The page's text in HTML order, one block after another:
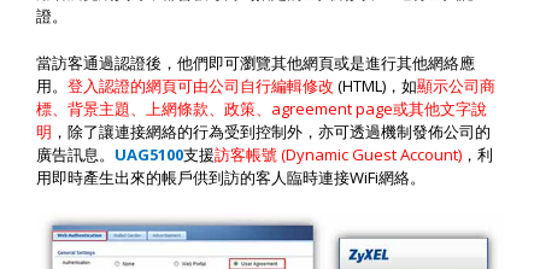
證。
當訪客通過認證後，他們即可瀏覽其他網頁或是進行其他網絡應
用。 登入認證的網頁可由公司自行編輯修改 (HTML) ，如顯示公司商
標、背景主題、上網條款、政策、 agreement page或其他文字說
明 ，除了讓連接網絡的行為受到控制外，亦可透過機制發佈公司的
廣告訊息。 UAG5100支援訪客帳號(Dynamic Guest Account) ，利
用即時產生出來的帳戶供到訪的客人臨時連接WiFi網絡。